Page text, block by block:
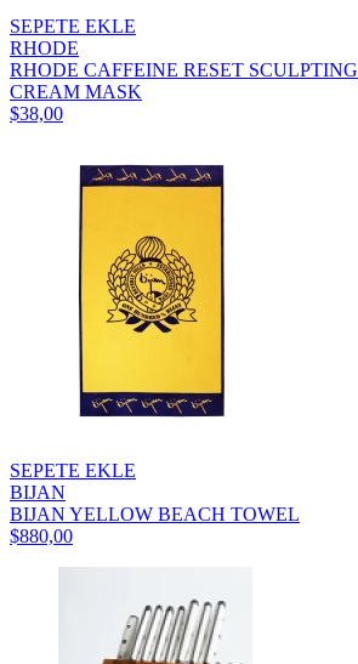
SEPETE EKLE
RHODE
RHODE CAFFEINE RESET SCULPTING
CREAM MASK
$38,00
SEPETE EKLE
BIJAN
BIJAN YELLOW BEACH TOWEL
$880,00